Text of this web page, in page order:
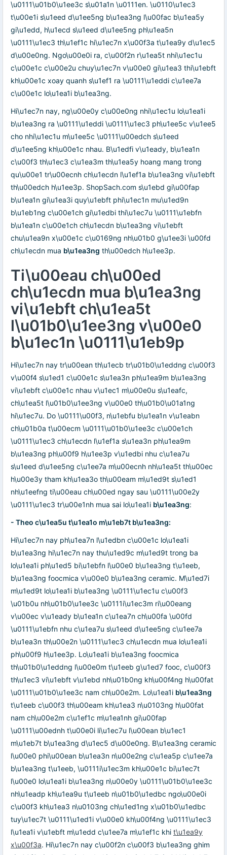
\u0111\u01b0\u1ee3c s\u01a1n \u0111en. \u0110\u1ec3
t\u00e1i s\u1eed d\u1ee5ng b\u1ea3ng l\u00fac b\u1ea5y
gi\u1edd, h\u1ecd s\u1eed d\u1ee5ng ph\u1ea5n
\u0111\u1ec3 th\u1ef1c hi\u1ec7n x\u00f3a t\u1ea9y d\u1ec5
d\u00e0ng. Ngo\u00e0i ra, c\u00f2n r\u1ea5t nhi\u1ec1u
c\u00e1c c\u00e2u chuy\u1ec7n v\u00e0 gi\u1ea3 thi\u1ebft
kh\u00e1c xoay quanh s\u1ef1 ra \u0111\u1eddi c\u1ee7a
c\u00e1c lo\u1ea1i b\u1ea3ng.
Hi\u1ec7n nay, ng\u00e0y c\u00e0ng nhi\u1ec1u lo\u1ea1i
b\u1ea3ng ra \u0111\u1eddi \u0111\u1ec3 ph\u1ee5c v\u1ee5
cho nhi\u1ec1u m\u1ee5c \u0111\u00edch s\u1eed
d\u1ee5ng kh\u00e1c nhau. B\u1edfi v\u1eady, b\u1ea1n
c\u00f3 th\u1ec3 c\u1ea3m th\u1ea5y hoang mang trong
qu\u00e1 tr\u00ecnh ch\u1ecdn l\u1ef1a b\u1ea3ng vi\u1ebft
th\u00edch h\u1ee3p. ShopSach.com s\u1ebd gi\u00fap
b\u1ea1n gi\u1ea3i quy\u1ebft phi\u1ec1n mu\u1ed9n
b\u1eb1ng c\u00e1ch gi\u1edbi thi\u1ec7u \u0111\u1ebfn
b\u1ea1n c\u00e1ch ch\u1ecdn b\u1ea3ng vi\u1ebft
chu\u1ea9n x\u00e1c c\u0169ng nh\u01b0 g\u1ee3i \u00fd
ch\u1ecdn mua b\u1ea3ng th\u00edch h\u1ee3p.
Ti\u00eau ch\u00ed
ch\u1ecdn mua b\u1ea3ng
vi\u1ebft ch\u1ea5t
l\u01b0\u1ee3ng v\u00e0
b\u1ec1n \u0111\u1eb9p
Hi\u1ec7n nay tr\u00ean th\u1ecb tr\u01b0\u1eddng c\u00f3
v\u00f4 s\u1ed1 c\u00e1c s\u1ea3n ph\u1ea9m b\u1ea3ng
vi\u1ebft c\u00e1c nhau v\u1ec1 m\u00e0u s\u1eafc,
ch\u1ea5t l\u01b0\u1ee3ng v\u00e0 th\u01b0\u01a1ng
hi\u1ec7u. Do \u0111\u00f3, n\u1ebfu b\u1ea1n v\u1eabn
ch\u01b0a t\u00ecm \u0111\u01b0\u1ee3c c\u00e1ch
\u0111\u1ec3 ch\u1ecdn l\u1ef1a s\u1ea3n ph\u1ea9m
b\u1ea3ng ph\u00f9 h\u1ee3p v\u1edbi nhu c\u1ea7u
s\u1eed d\u1ee5ng c\u1ee7a m\u00ecnh nh\u1ea5t th\u00ec
h\u00e3y tham kh\u1ea3o th\u00eam m\u1ed9t s\u1ed1
nh\u1eefng ti\u00eau ch\u00ed ngay sau \u0111\u00e2y
\u0111\u1ec3 tr\u00e1nh mua sai lo\u1ea1i b\u1ea3ng:
- Theo c\u1ea5u t\u1ea1o m\u1eb7t b\u1ea3ng:
Hi\u1ec7n nay ph\u1ea7n l\u1edbn c\u00e1c lo\u1ea1i
b\u1ea3ng hi\u1ec7n nay thu\u1ed9c m\u1ed9t trong ba
lo\u1ea1i ph\u1ed5 bi\u1ebfn l\u00e0 b\u1ea3ng t\u1eeb,
b\u1ea3ng foocmica v\u00e0 b\u1ea3ng ceramic. M\u1ed7i
m\u1ed9t lo\u1ea1i b\u1ea3ng \u0111\u1ec1u c\u00f3
\u01b0u nh\u01b0\u1ee3c \u0111i\u1ec3m ri\u00eang
v\u00ec v\u1eady b\u1ea1n c\u1ea7n ch\u00fa \u00fd
\u0111\u1ebfn nhu c\u1ea7u s\u1eed d\u1ee5ng c\u1ee7a
b\u1ea3n th\u00e2n \u0111\u1ec3 ch\u1ecdn mua lo\u1ea1i
ph\u00f9 h\u1ee3p. Lo\u1ea1i b\u1ea3ng foocmica
th\u01b0\u1eddng l\u00e0m t\u1eeb g\u1ed7 fooc, c\u00f3
th\u1ec3 vi\u1ebft v\u1ebd nh\u01b0ng kh\u00f4ng h\u00fat
\u0111\u01b0\u1ee3c nam ch\u00e2m. Lo\u1ea1i b\u1ea3ng
t\u1eeb c\u00f3 th\u00eam kh\u1ea3 n\u0103ng h\u00fat
nam ch\u00e2m c\u1ef1c m\u1ea1nh gi\u00fap
\u0111\u00ednh t\u00e0i li\u1ec7u l\u00ean b\u1ec1
m\u1eb7t b\u1ea3ng d\u1ec5 d\u00e0ng. B\u1ea3ng ceramic
l\u00e0 phi\u00ean b\u1ea3n n\u00e2ng c\u1ea5p c\u1ee7a
b\u1ea3ng t\u1eeb, \u0111i\u1ec3m kh\u00e1c bi\u1ec7t
l\u00e0 lo\u1ea1i b\u1ea3ng n\u00e0y \u0111\u01b0\u1ee3c
nh\u1eadp kh\u1ea9u t\u1eeb n\u01b0\u1edbc ngo\u00e0i
c\u00f3 kh\u1ea3 n\u0103ng ch\u1ed1ng x\u01b0\u1edbc
tuy\u1ec7t \u0111\u1ed1i v\u00e0 kh\u00f4ng \u0111\u1ec3
l\u1ea1i v\u1ebft m\u1edd c\u1ee7a m\u1ef1c khi t\u1ea9y
x\u00f3a. Hi\u1ec7n nay c\u00f2n c\u00f3 b\u1ea3ng ghim